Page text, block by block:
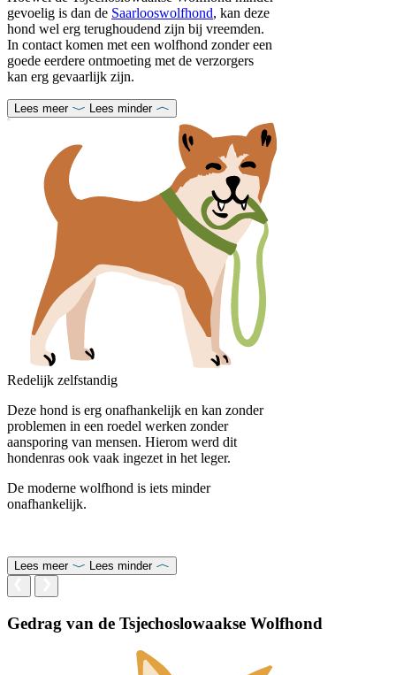
gevoelig is dan de Saarlooswolfhond, kan deze
hond wel erg terughoudend zijn bij vreemden.
In contact komen met een wolfhond zonder een
goede eerdere ontmoeting met de verzorgers
kan erg gevaarlijk zijn.
Lees meer Lees minder
Redelijk zelfstandig
Deze hond is erg onafhankelijk en kan zonder
problemen in een roedel werken zonder
aansporing van mensen. Hierom werd dit
hondenras ook vaak ingezet in het leger.
De moderne wolfhond is iets minder
onafhankelijk.
Lees meer Lees minder
Gedrag van de Tsjechoslowaakse Wolfhond